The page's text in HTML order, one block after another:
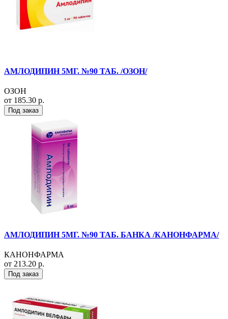
АМЛОДИПИН 5МГ. №90 ТАБ. /ОЗОН/
ОЗОН
от 185.30 р.
Под заказ
АМЛОДИПИН 5МГ. №90 ТАБ. БАНКА /КАНОНФАРМА/
КАНОНФАРМА
от 213.20 р.
Под заказ